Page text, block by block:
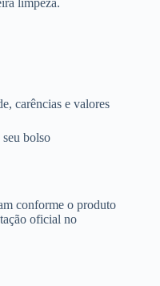
carências e valores
seu bolso
conforme o produto
oficial no